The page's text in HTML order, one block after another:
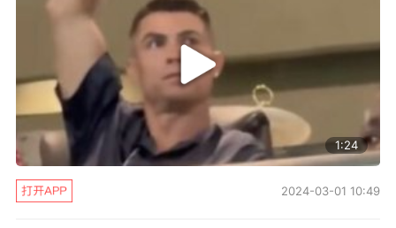
1:24
2024-03-01 10:49